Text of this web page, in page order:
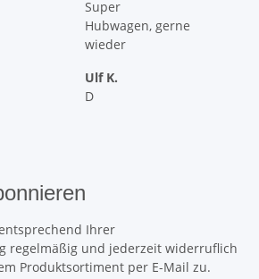
Super
Hubwagen, gerne
wieder
Ulf K.
D
Ihrer
regelmäßig und jederzeit widerruflich
Produktsortiment per E-Mail zu.